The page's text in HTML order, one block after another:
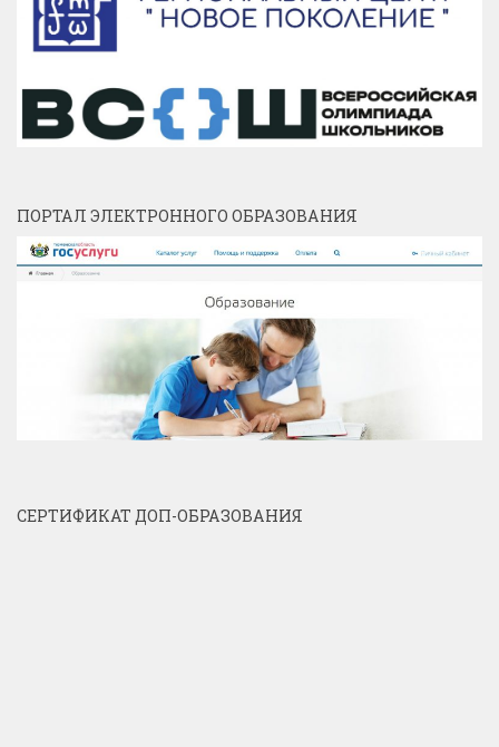
ПОРТАЛ ЭЛЕКТРОННОГО ОБРАЗОВАНИЯ
СЕРТИФИКАТ ДОП-ОБРАЗОВАНИЯ